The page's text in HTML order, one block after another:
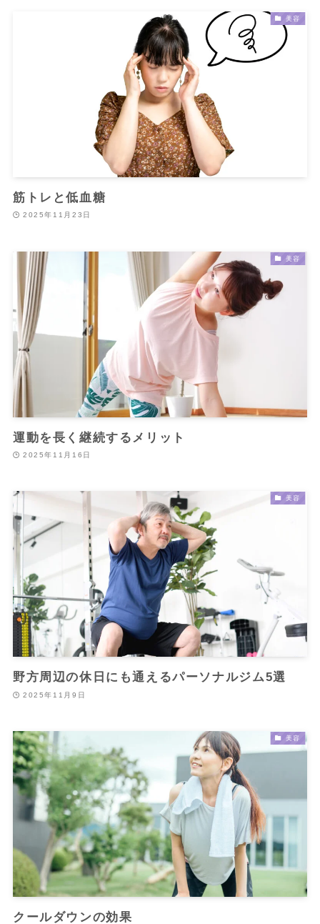
美容
筋トレと低血糖
2025年11月23日
美容
運動を長く継続するメリット
2025年11月16日
美容
野方周辺の休日にも通えるパーソナルジム5選
2025年11月9日
美容
クールダウンの効果